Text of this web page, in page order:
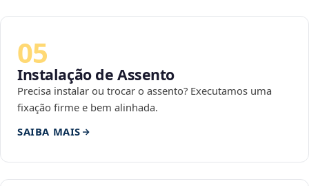
05
Instalação de Assento
Precisa instalar ou trocar o assento? Executamos uma
fixação firme e bem alinhada.
SAIBA MAIS